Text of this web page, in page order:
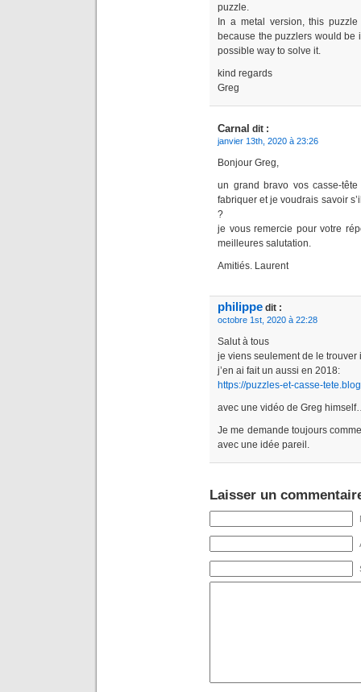
puzzle.
In a metal version, this
because the puzzlers would be
possible way to solve it.
kind regards
Greg
Carnal dit :
janvier 13th, 2020 à 23:26
Bonjour Greg,
un grand bravo vos casse-
fabriquer et je voudrais savoir
?
je vous remercie pour votre
meilleures salutation.
Amitiés. Laurent
philippe dit :
octobre 1st, 2020 à 22:28
Salut à tous
je viens seulement de le
j’en ai fait un aussi en 2018:
https://puzzles-et-casse-
avec une vidéo de Greg
Je me demande toujours
avec une idée pareil.
Laisser un